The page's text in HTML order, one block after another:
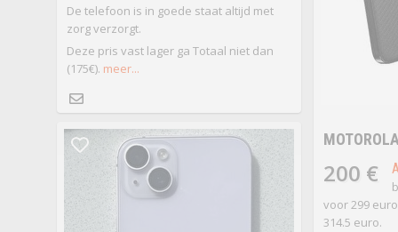
De telefoon is in goede staat altijd met
zorg verzorgt.
Deze pris vast lager ga Totaal niet dan
(175€). meer...
200 €
voor 299
314.5 euro.